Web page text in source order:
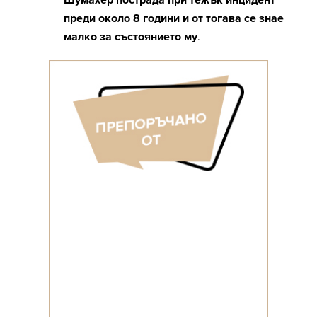
преди около 8 години и от тогава се знае
малко за състоянието му.